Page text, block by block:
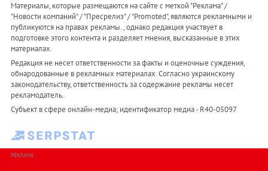
Материалы, которые размещаются на сайте с меткой "Реклама" /
"Новости компаний" / "Пресрелиз" / "Promoted", являются рекламными и
публикуются на правах рекламы. , однако редакция участвует в
подготовке этого контента и разделяет мнения, высказанные в этих
материалах.
Редакция не несет ответственности за факты и оценочные суждения,
обнародованные в рекламных материалах. Согласно украинскому
законодательству, ответственность за содержание рекламы несет
рекламодатель.
Субъект в сфере онлайн-медиа; идентификатор медиа - R40-05097
РЕКЛАМА